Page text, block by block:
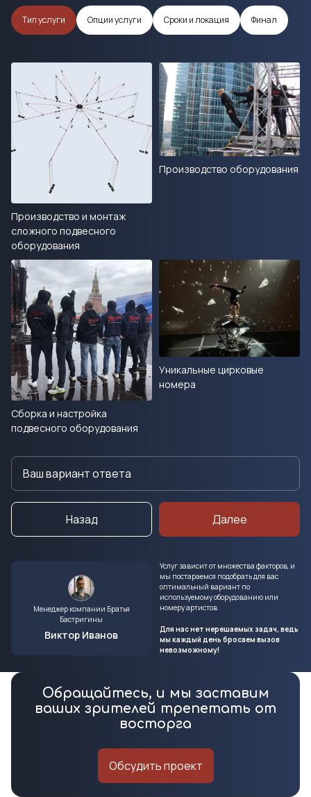
Тип услуги Опции услуги Сроки и локация Финал
Производство и монтаж
сложного подвесного
оборудования
Производство оборудования
Сборка и настройка
подвесного оборудования
Уникальные цирковые
номера
Назад Далее
Менеджер компании Братья
Бастригины
Виктор Иванов
Услуг зависит от множества факторов, и
мы постараемся подобрать для вас
оптимальный вариант по
используемому оборудованию или
номеру артистов
Для нас нет нерешаемых задач, ведь
мы каждый день бросаем вызов
невозможному!
Обращайтесь, и мы заставим
ваших зрителей трепетать от
восторга
Обсудить проект